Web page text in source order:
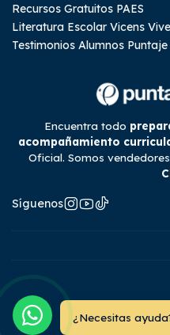
Recursos Gratuitos PAES
Literatura Escolar Vicens
Testimonios Alumnos Puntaje
Encuentra todo
acompañamiento
Oficial. Somos
Síguenos
2026
Todos los
¿Necesitas